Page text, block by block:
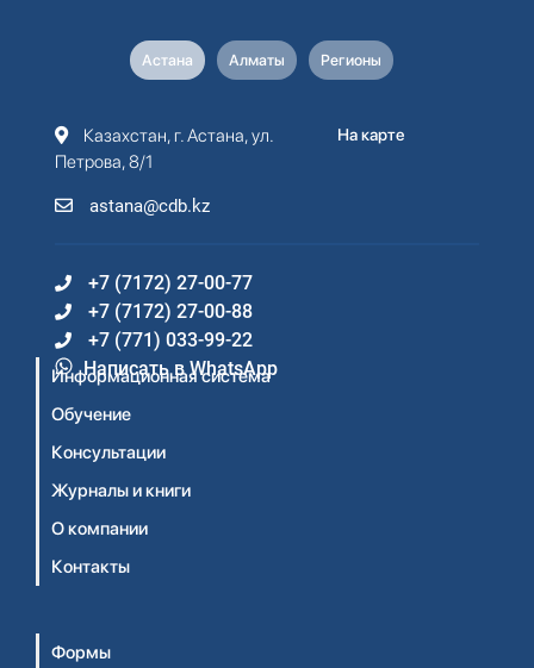
Астана Алматы Регионы
Казахстан, г. Астана, ул.
Петрова, 8/1
astana@cdb.kz
На карте
+7 (7172) 27-00-77
+7 (7172) 27-00-88
+7 (771) 033-99-22
Написать в WhatsApp
Информационная система
Обучение
Консультации
Журналы и книги
О компании
Контакты
Формы